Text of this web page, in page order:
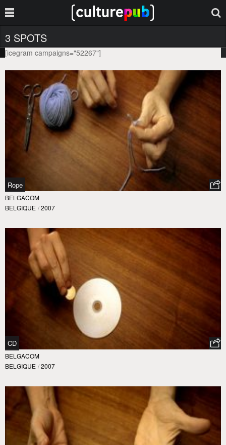
3 SPOTS
[icegram campaigns="52267"]
Rope
BELGACOM
BELGIQUE / 2007
CD
BELGACOM
BELGIQUE / 2007